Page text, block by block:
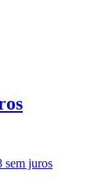
sem juros